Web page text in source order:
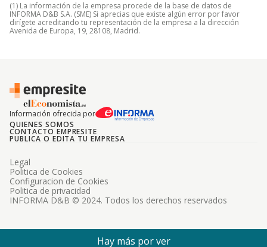
(1) La información de la empresa procede de la base de datos de
INFORMA D&B S.A. (SME) Si aprecias que existe algún error por favor
dirígete acreditando tu representación de la empresa a la dirección
Avenida de Europa, 19, 28108, Madrid.
Información ofrecida por
QUIENES SOMOS
CONTACTO EMPRESITE
PUBLICA O EDITA TU EMPRESA
INFORMA D&B © 2024. Todos los derechos reservados
Legal
Politica de Cookies
Configuracion de Cookies
Politica de privacidad
Hay más por ver